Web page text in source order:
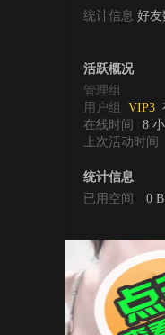
度
统计信息 好友
活跃概况
管理组
用户组 VIP3
在线时间
8
上次活动时间
统计信息
已用空间
0 B